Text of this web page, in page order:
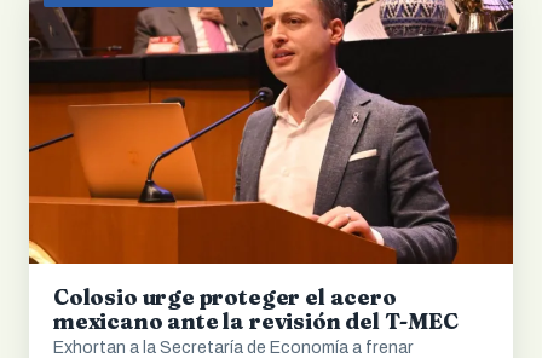
Colosio urge proteger el acero
mexicano ante la revisión del T-MEC
Exhortan a la Secretaría de Economía a frenar